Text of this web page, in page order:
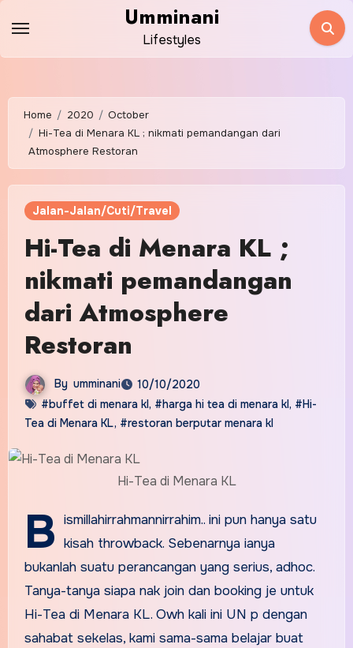
content
Umminani
Lifestyles
Home 2020
October
Hi-Tea di Menara KL ; nikmati pemandangan dari
Atmosphere Restoran
Jalan-Jalan/Cuti/Travel
Hi-Tea di Menara KL ;
nikmati pemandangan
dari Atmosphere
Restoran
By umminani
10/10/2020
#buffet di menara kl, #harga hi tea di menara kl, #Hi-
Tea di Menara KL, #restoran berputar menara kl
Hi-Tea di Menara KL
B ismillahirrahmannirrahim.. ini pun hanya satu
kisah throwback. Sebenarnya ianya
bukanlah suatu perancangan yang serius, adhoc.
Tanya-tanya siapa nak join dan booking je untuk
Hi-Tea di Menara KL. Owh kali ini UN p dengan
sahabat sekelas, kami sama-sama belajar buat